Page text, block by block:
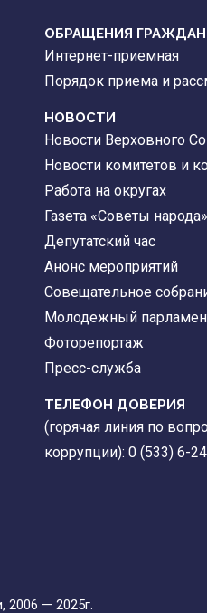
ОБРАЩЕНИЯ ГРАЖДАН
Интернет-приемная
Порядок приема и
НОВОСТИ
Новости Верховного
Новости комитетов и
Работа на округах
Газета «Советы народа»
Депутатский час
Анонс мероприятий
Совещательное
Молодежный
Фоторепортаж
Пресс-служба
ТЕЛЕФОН ДОВЕРИЯ
(горячая линия по
коррупции): 0 (533) 6-
2006 — 2025г.